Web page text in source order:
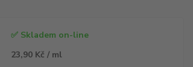
✅ Skladem on-line
23,90 Kč / ml